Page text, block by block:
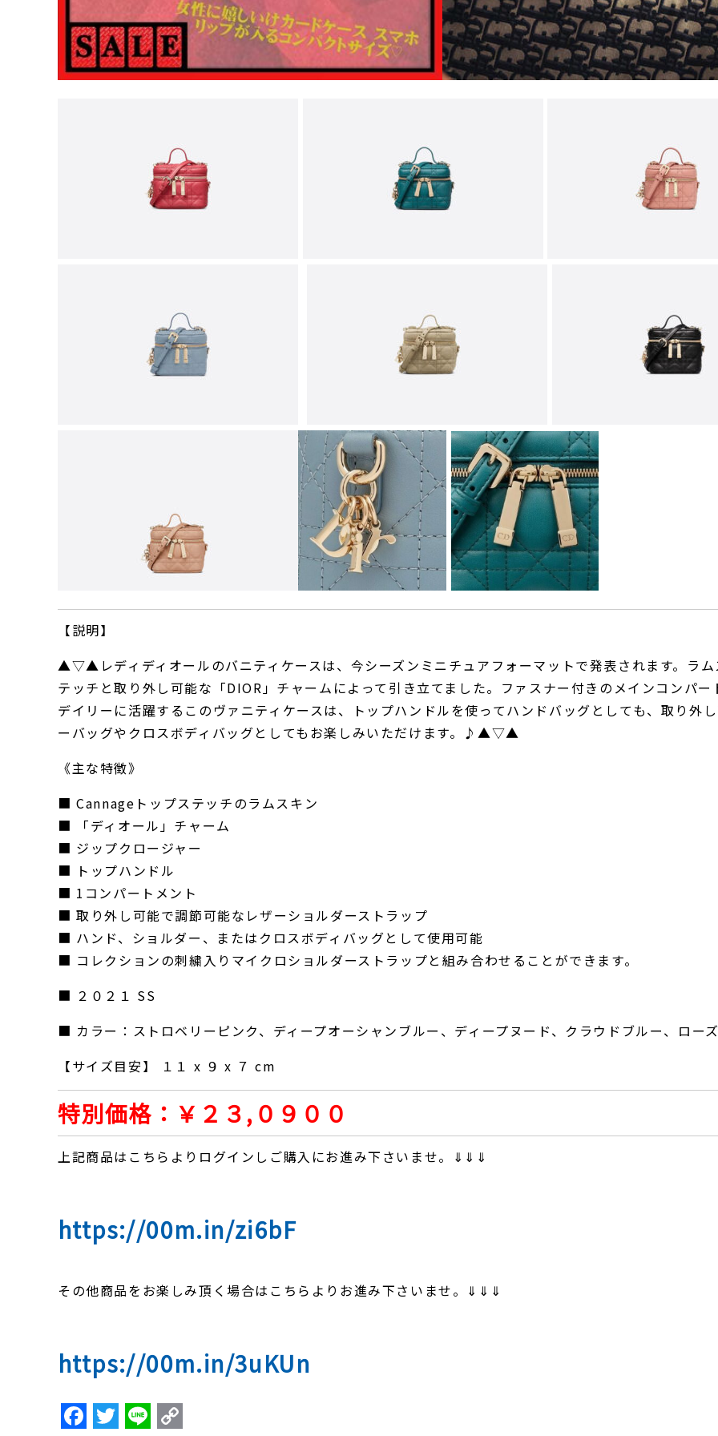
【説明】
▲▽▲レディディオールのバニティケースは、今シーズンミニチュアフォーマットで発表されます。ラ
テッチと取り外し可能な「DIOR」チャームによって引き立てました。ファスナー付きのメインコンパー
デイリーに活躍するこのヴァニティケースは、トップハンドルを使ってハンドバッグとしても、取り外
ーバッグやクロスボディバッグとしてもお楽しみいただけます。♪▲▽▲
《主な特徴》
■ Cannageトップステッチのラムスキン
■ 「ディオール」チャーム
■ ジップクロージャー
■ トップハンドル
■ 1コンパートメント
■ 取り外し可能で調節可能なレザーショルダーストラップ
■ ハンド、ショルダー、またはクロスボディバッグとして使用可能
■ コレクションの刺繍入りマイクロショルダーストラップと組み合わせることができます。
■ ２０２１ SS
■ カラー：ストロベリーピンク、ディープオーシャンブルー、ディープヌード、クラウドブルー、ロー
【サイズ目安】 １１ x ９ x ７ cm
特別価格：￥ ２３,０９００
上記商品はこちらよりログインしご購入にお進み下さいませ。⇓⇓⇓
https://00m.in/zi6bF
その他商品をお楽しみ頂く場合はこちらよりお進み下さいませ。⇓⇓⇓
https://00m.in/3uKUn
F T Li